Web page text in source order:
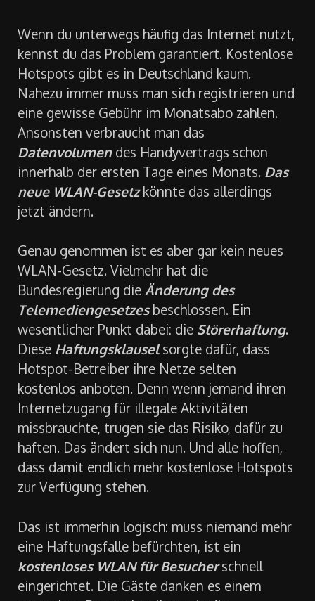
Wenn du unterwegs häufig das Internet nutzt,
kennst du das Problem garantiert. Kostenlose
Hotspots gibt es in Deutschland kaum.
Nahezu immer muss man sich registrieren und
eine gewisse Gebühr im Monatsabo zahlen.
Ansonsten verbraucht man das
Datenvolumendes Handyvertrags schon
innerhalb der ersten Tage eines Monats. Das
neue WLAN-Gesetzkönnte das allerdings
jetzt ändern.
Genau genommen ist es aber gar kein neues
WLAN-Gesetz. Vielmehr hat die
Bundesregierung die Änderung des
Telemediengesetzesbeschlossen. Ein
wesentlicher Punkt dabei: die Störerhaftung.
Diese Haftungsklauselsorgte dafür, dass
Hotspot-Betreiber ihre Netze selten
kostenlos anboten. Denn wenn jemand ihren
Internetzugang für illegale Aktivitäten
missbrauchte, trugen sie das Risiko, dafür zu
haften. Das ändert sich nun. Und alle hoffen,
dass damit endlich mehr kostenlose Hotspots
zur Verfügung stehen.
Das ist immerhin logisch: muss niemand mehr
eine Haftungsfalle befürchten, ist ein
kostenloses WLAN für Besucherschnell
eingerichtet. Die Gäste danken es einem